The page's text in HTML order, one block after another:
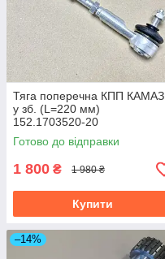
Тяга поперечна КПП КАМАЗ
у зб. (L=220 мм)
152.1703520-20
Готово до відправки
1 800 ₴ 1 980 ₴
Купити
–14%